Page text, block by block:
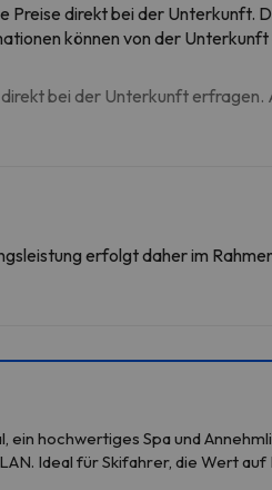
Preise direkt bei der Unterkunft.
können von der
bei der Unterkunft erfragen.
erfolgt daher im
hochwertiges Spa und
Ideal für Skifahrer, die Wert